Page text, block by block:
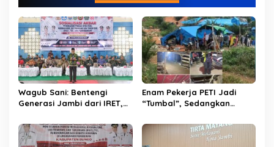
a
s
i
p
o
s
Wagub Sani: Bentengi
Generasi Jambi dari IRET,
Dimulai dari Sekolah
Enam Pekerja PETI Jadi
“Tumbal”, Sedangkan
Limbur Lubuk Mengkuang
Kembali Beroperasi